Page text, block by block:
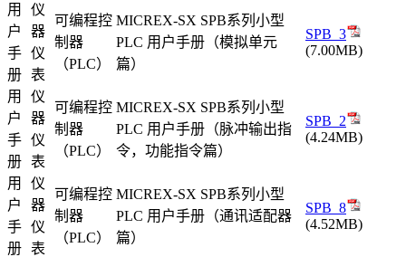
用
户
手
册
仪
器
仪
表
可编程控
制器
（PLC）
MICREX-SX SPB系列小型
PLC 用户手册（模拟单元
篇）
SPB_3
(7.00MB)
用
户
手
册
仪
器
仪
表
可编程控
制器
（PLC）
MICREX-SX SPB系列小型
PLC 用户手册（脉冲输出指
令，功能指令篇）
SPB_2
(4.24MB)
用
户
手
册
仪
器
仪
表
可编程控
制器
（PLC）
MICREX-SX SPB系列小型
PLC 用户手册（通讯适配器
篇）
SPB_8
(4.52MB)